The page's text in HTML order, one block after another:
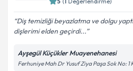
Kişisel verilerimin
Metni 'ni okudum ve kişisel
Diş temizliği beyazlatma ve dolgu
dişlerimi elden geçirdi...
Ayşegül Küçükler Muayenehanesi
Ferhuniye Mah Dr Yusuf Ziya Paşa Sok No: 1